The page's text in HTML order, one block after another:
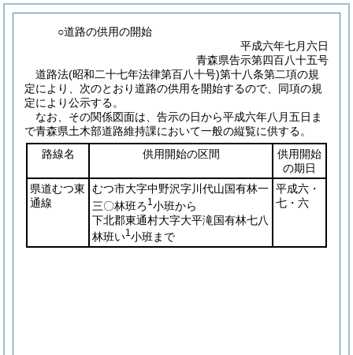
○道路の供用の開始
平成六年七月六日
青森県告示第四百八十五号
道路法(昭和二十七年法律第百八十号)第十八条第二項の規
定により、次のとおり道路の供用を開始するので、同項の規
定により公示する。
なお、その関係図面は、告示の日から平成六年八月五日ま
で青森県土木部道路維持課において一般の縦覧に供する。
路線名
供用開始の区間
供用開始
の期日
県道むつ東
通線
むつ市大字中野沢字川代山国有林一
三〇林班ろ 1 小班から
下北郡東通村大字大平滝国有林七八
林班い1小班まで
平成六・
七・六